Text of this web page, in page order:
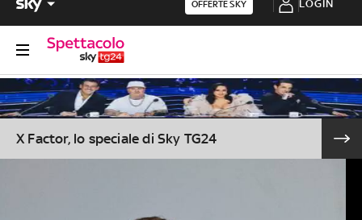
OFFERTE SKY LOGIN
X Factor, lo speciale di Sky TG24